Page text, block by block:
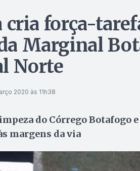
cria força-
Marginal
Norte
2020 às 11h38
do Córrego Botafogo
margens da via